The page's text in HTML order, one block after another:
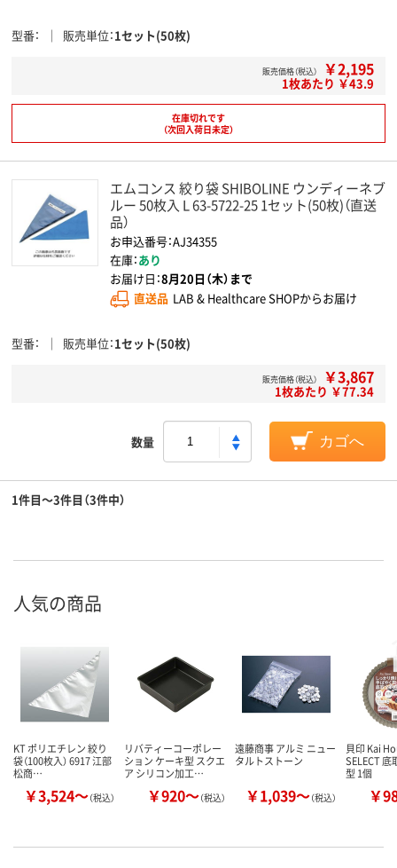
型番 販売単位 1セット(50枚)
販売価格（税込） ￥2,195
1枚あたり ￥43.9
在庫切れです
（次回入荷日未定）
エムコンス 絞り袋 SHIBOLINE ウンディーネブ
ルー 50枚入 L 63-5722-25 1セット(50枚)（直送
品）
お申込番号：AJ34355
在庫：あり
お届け日：8月20日（木）まで
直送品 LAB & Healthcare SHOPからお届け
型番 販売単位 1セット(50枚)
販売価格（税込） ￥3,867
1枚あたり ￥77.34
数量 カゴへ
1件目～3件目（3件中）
人気の商品
KT ポリエチレン 絞り
袋（100枚入） 6917 江部
松商…
￥3,524～（税込）
リバティーコーポレー
ション ケーキ型 スクエ
ア シリコン加工…
￥920～（税込）
遠藤商事 アルミ ニュー
タルトストーン
￥1,039～（税込）
貝印 Kai
SELECT 底
型 1個
￥